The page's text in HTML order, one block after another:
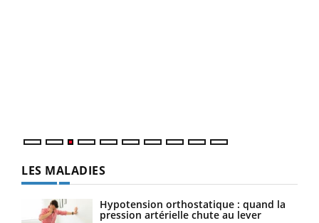
LES MALADIES
Hypotension orthostatique : quand la
pression artérielle chute au lever